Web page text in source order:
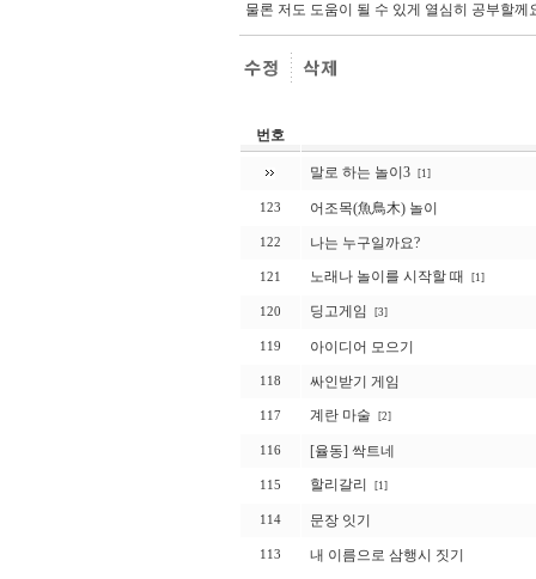
물론 저도 도움이 될 수 있게 열심히 공부할께
번호
말로 하는 놀이3 [1]
123 어조목(魚鳥木) 놀이
122 나는 누구일까요?
121 노래나 놀이를 시작할 때 [1]
120 딩고게임 [3]
119 아이디어 모으기
118 싸인받기 게임
117 계란 마술 [2]
116 [율동] 싹트네
115 할리갈리 [1]
114 문장 잇기
113 내 이름으로 삼행시 짓기